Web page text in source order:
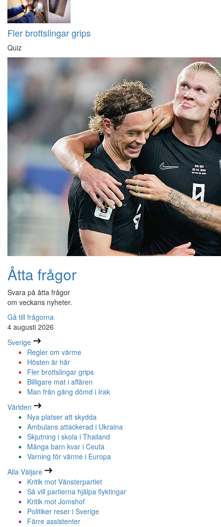
Fler brottslingar grips
Quiz
Åtta frågor
Svara på åtta frågor
om veckans nyheter.
Gå till frågorna
4 augusti 2026
Sverige
Regler om värme
Hösten är här
Fler brottslingar grips
Billigare mat i affären
Man från gäng dömd i Irak
Världen
Nya platser att skydda
Ambulans attackerad i Ukraina
Skjutning i skola i Thailand
Många barn kvar i Ceuta
Varning för värme i Europa
Alla Väljare
Kritik mot Vänsterpartiet
Så vill partierna hjälpa flyktingar
Kritik mot Jomshof
Politiker reser i Sverige
Färre assistenter